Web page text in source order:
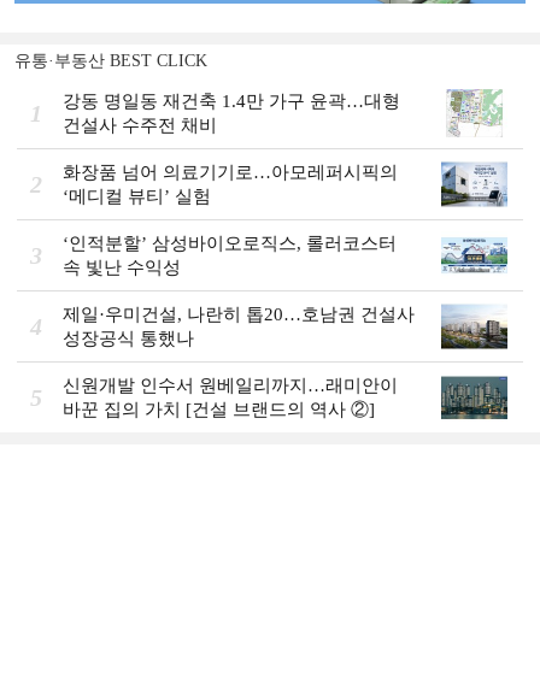
유통·부동산 BEST CLICK
1
강동 명일동 재건축 1.4만 가구 윤곽…대형
건설사 수주전 채비
2
화장품 넘어 의료기기로…아모레퍼시픽의
‘메디컬 뷰티’ 실험
3
‘인적분할’ 삼성바이오로직스, 롤러코스터
속 빛난 수익성
4
제일·우미건설, 나란히 톱20…호남권 건설사
성장공식 통했나
5
신원개발 인수서 원베일리까지…래미안이
바꾼 집의 가치 [건설 브랜드의 역사 ②]